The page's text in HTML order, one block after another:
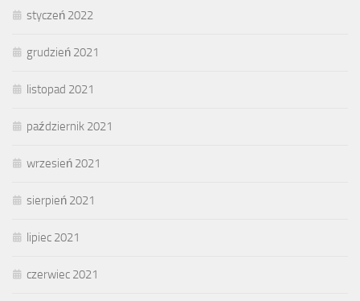
styczeń 2022
grudzień 2021
listopad 2021
październik 2021
wrzesień 2021
sierpień 2021
lipiec 2021
czerwiec 2021